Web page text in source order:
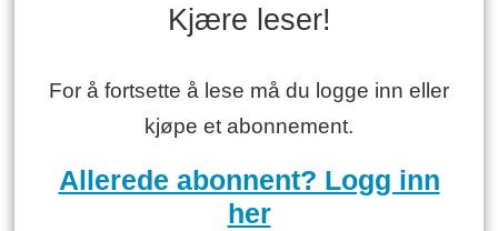
Kjære leser!
For å fortsette å lese må du logge inn eller
kjøpe et abonnement.
Allerede abonnent? Logg inn
her